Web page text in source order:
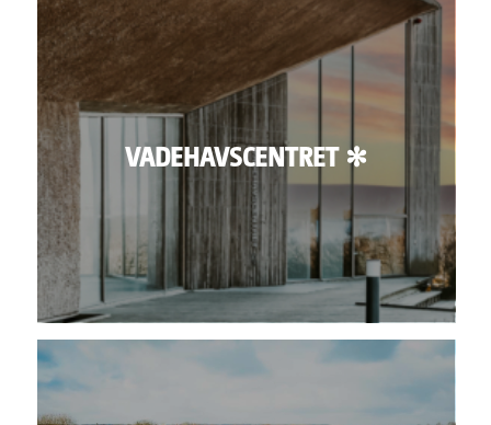
VADEHAVSCENTRET ✻